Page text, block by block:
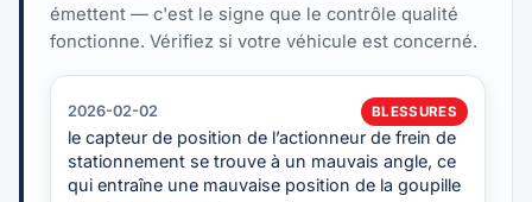
émettent — c'est le signe que le contrôle qualité
fonctionne. Vérifiez si votre véhicule est concerné.
2026-02-02 BLESSURES
le capteur de position de l’actionneur de frein de
stationnement se trouve à un mauvais angle, ce
qui entraîne une mauvaise position de la goupille